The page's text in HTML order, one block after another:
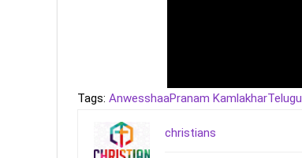
Tags: AnwesshaaPranam KamlakharTelugu
christians